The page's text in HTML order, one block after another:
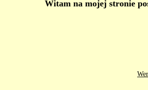
Witam na mojej stronie